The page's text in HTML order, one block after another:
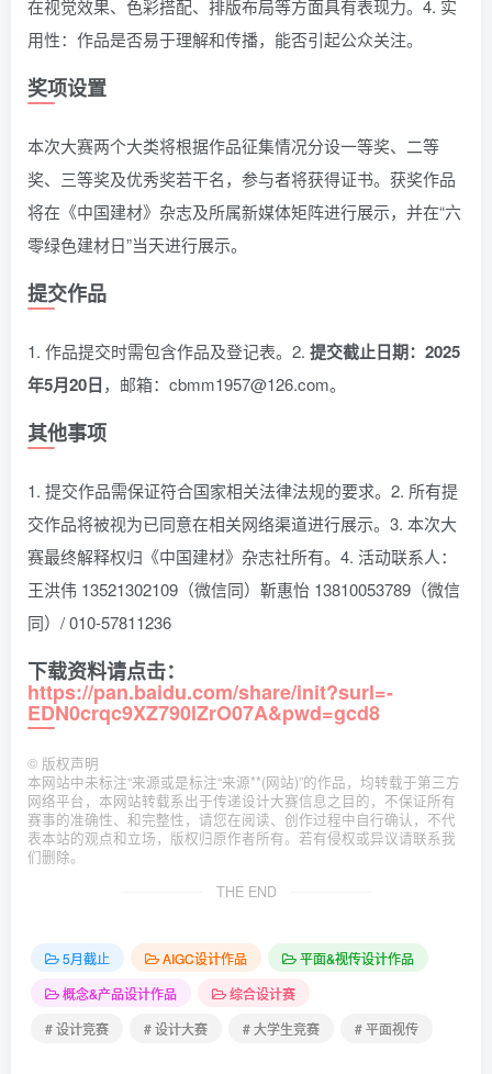
在视觉效果、色彩搭配、排版布局等方面具有表现力。4. 实
用性：作品是否易于理解和传播，能否引起公众关注。
奖项设置
本次大赛两个大类将根据作品征集情况分设一等奖、二等
奖、三等奖及优秀奖若干名，参与者将获得证书。获奖作品
将在《中国建材》杂志及所属新媒体矩阵进行展示，并在“六
零绿色建材日”当天进行展示。
提交作品
1. 作品提交时需包含作品及登记表。2. 提交截止日期：2025
年5月20日，邮箱：cbmm1957@126.com。
其他事项
1. 提交作品需保证符合国家相关法律法规的要求。2. 所有提
交作品将被视为已同意在相关网络渠道进行展示。3. 本次大
赛最终解释权归《中国建材》杂志社所有。4. 活动联系人：
王洪伟 13521302109（微信同）靳惠怡 13810053789（微信
同）/ 010-57811236
下载资料请点击：
https://pan.baidu.com/share/init?surl=-
EDN0crqc9XZ790lZrO07A&pwd=gcd8
© 版权声明
本网站中未标注“来源或是标注“来源**(网站)”的作品，均转载于第三方
网络平台，本网站转载系出于传递设计大赛信息之目的，不保证所有
赛事的准确性、和完整性，请您在阅读、创作过程中自行确认，不代
表本站的观点和立场，版权归原作者所有。若有侵权或异议请联系我
们删除。
THE END
5月截止 AIGC设计作品
平面&视传设计作品
概念&产品设计作品
综合设计赛
# 设计竞赛
# 设计大赛 # 大学生竞赛 # 平面视传